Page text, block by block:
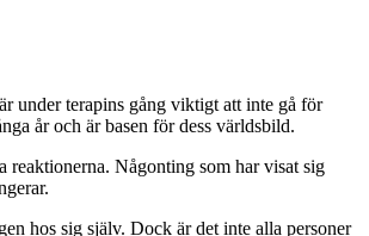
under terapins gång viktigt att inte gå för
år och är basen för dess världsbild.
reaktionerna. Någonting som har visat sig
hos sig själv. Dock är det inte alla personer